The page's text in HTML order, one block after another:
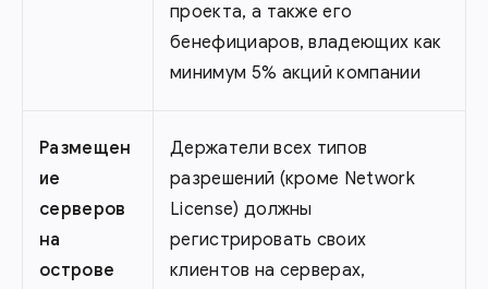
проекта, а также его
бенефициаров, владеющих как
минимум 5% акций компании
Размещен
ие
серверов
на
острове
Держатели всех типов
разрешений (кроме Network
License) должны
регистрировать своих
клиентов на серверах,